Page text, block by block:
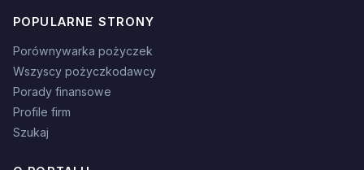
POPULARNE STRONY
Porównywarka pożyczek
Wszyscy pożyczkodawcy
Porady finansowe
Profile firm
Szukaj